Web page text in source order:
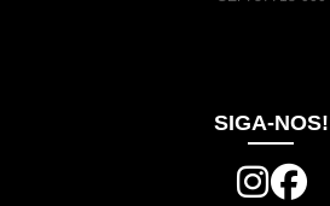
SIGA-NOS!